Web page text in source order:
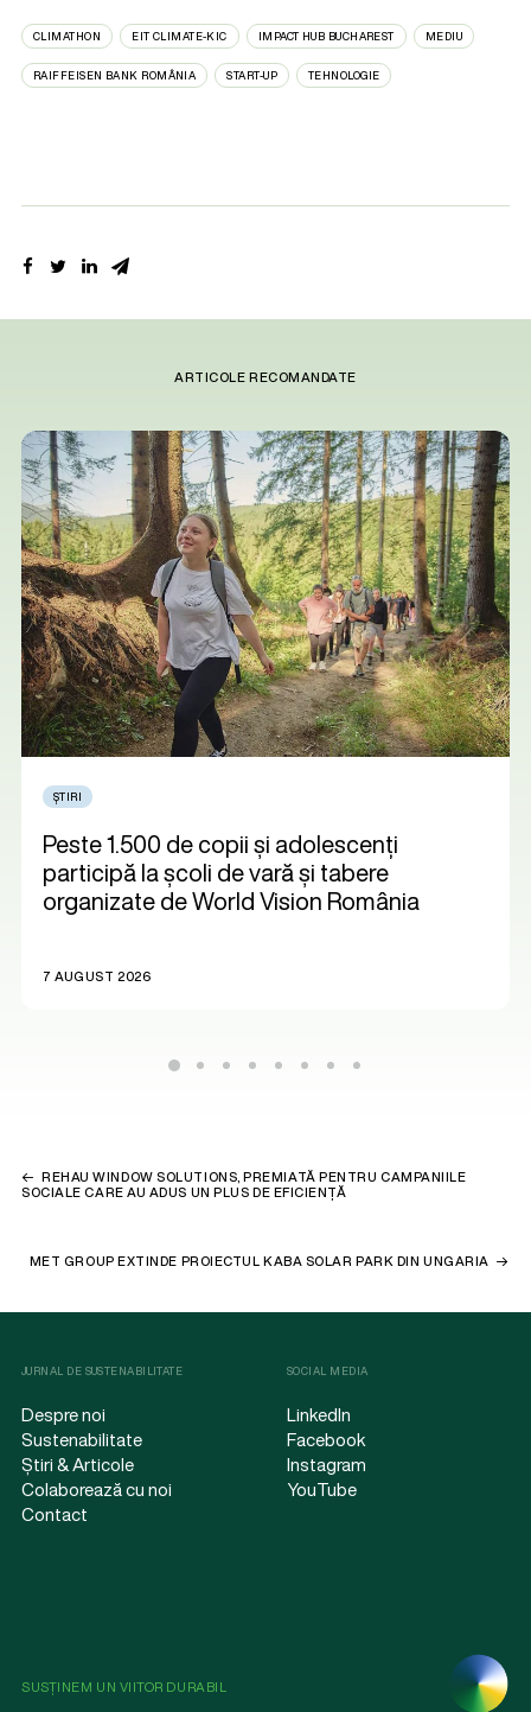
CLIMATHON EIT CLIMATE-KIC IMPACT HUB BUCHAREST MEDIU
RAIFFEISEN BANK ROMÂNIA START-UP TEHNOLOGIE
ARTICOLE RECOMANDATE
ȘTIRI
Peste 1.500 de copii și adolescenți
participă la școli de vară și tabere
organizate de World Vision România
7 AUGUST 2026
REHAU WINDOW SOLUTIONS, PREMIATĂ PENTRU CAMPANIILE
SOCIALE CARE AU ADUS UN PLUS DE EFICIENȚĂ
MET GROUP EXTINDE PROIECTUL KABA SOLAR PARK DIN UNGARIA
JURNAL DE SUSTENABILITATE
Despre noi
Sustenabilitate
Știri & Articole
Colaborează cu noi
Contact
SOCIAL MEDIA
LinkedIn
Facebook
Instagram
YouTube
SUSȚINEM UN VIITOR DURABIL